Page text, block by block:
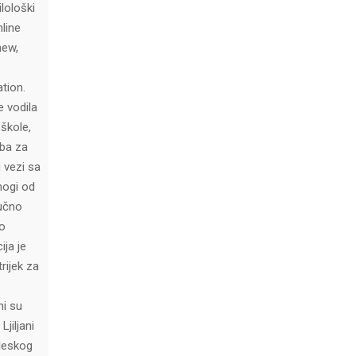
vodila
za
vezi sa
od
je
za
su